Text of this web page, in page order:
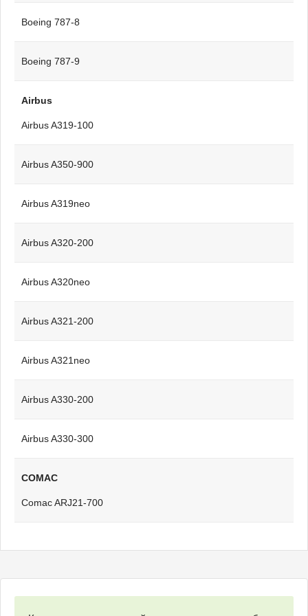
Boeing 787-8
Boeing 787-9
Airbus
Airbus A319-100
Airbus A350-900
Airbus A319neo
Airbus A320-200
Airbus A320neo
Airbus A321-200
Airbus A321neo
Airbus A330-200
Airbus A330-300
COMAC
Comac ARJ21-700